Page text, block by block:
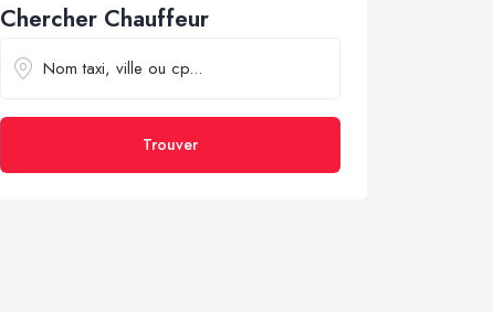
Chercher Chauffeur
Trouver